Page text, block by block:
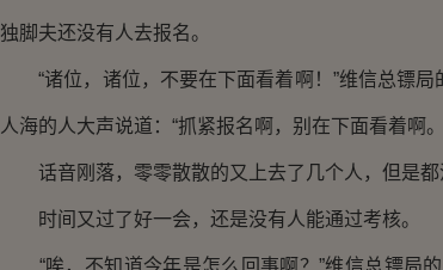
独脚夫还没有人去报名。
“诸位，诸位，不要在下面看着啊！”维信总镖局
人海的人大声说道：“抓紧报名啊，别在下面看着啊
话音刚落，零零散散的又上去了几个人，但是都
时间又过了好一会，还是没有人能通过考核。
“唉，不知道今年是怎么回事啊？”维信总镖局的